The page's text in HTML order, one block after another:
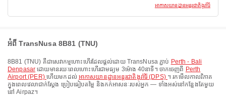
អាកាសយានដ្ឋានអន្តរជាតិងូរ៉ារ៉ៃ
អំពី TransNusa 8B81 (TNU)
8B81 (TNU) គឺជាសេវាកម្មហោះហើរដែលផ្តល់ដោយ TransNusa ភ្ជាប់ Perth - Bali
Denpasar ដោយមានរយៈពេលហោះហើរជាមធ្យម 3ម៉ោង 40នាទី។ ចាកចេញពី Perth
Airport (PER) ហើយមកដល់ អាកាសយានដ្ឋានអន្តរជាតិងូរ៉ារ៉ៃ (DPS) ។ រកមើលកាលវិភាគ
ក្នុងពេលវេលាជាក់ស្តែង ប្រៀបធៀបតម្លៃ និងកក់អាសនៈរបស់អ្នក — ទាំងអស់នៅកន្លែងតែមួយ
នៅ Airpaz។